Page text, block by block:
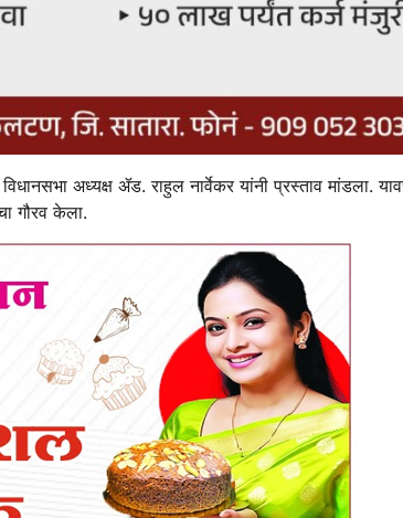
अध्यक्ष ॲड. राहुल नार्वेकर यांनी प्रस्ताव मांडला.
गौरव केला.